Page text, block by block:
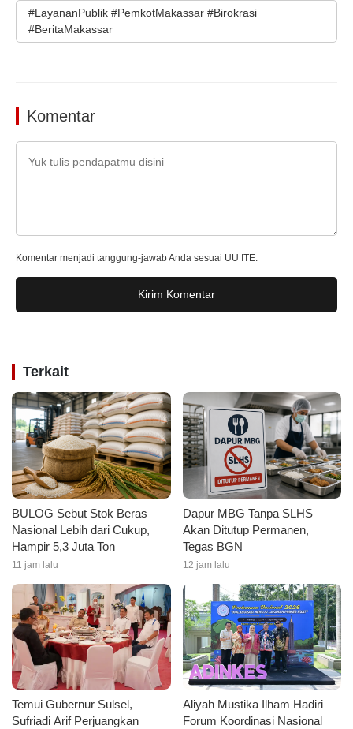
#LayananPublik #PemkotMakassar #Birokrasi
#BeritaMakassar
Komentar
Komentar menjadi tanggung-jawab Anda sesuai UU ITE.
Kirim Komentar
Terkait
BULOG Sebut Stok Beras
Nasional Lebih dari Cukup,
Hampir 5,3 Juta Ton
11 jam lalu
Dapur MBG Tanpa SLHS
Akan Ditutup Permanen,
Tegas BGN
12 jam lalu
Temui Gubernur Sulsel,
Sufriadi Arif Perjuangkan
Aliyah Mustika Ilham Hadiri
Forum Koordinasi Nasional